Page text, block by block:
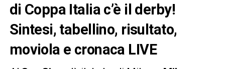
di Coppa Italia c’è il derby!
Sintesi, tabellino, risultato,
moviola e cronaca LIVE